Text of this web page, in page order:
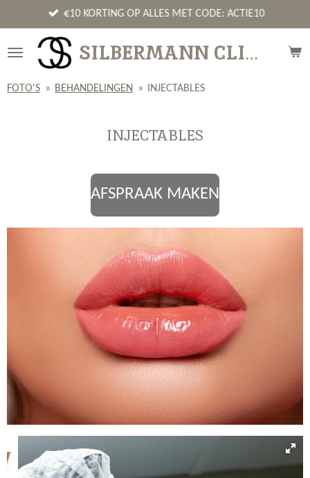
direct
naar
hoofdinhoud
SILBERMANN CLINICS
€10 KORTING OP ALLES MET CODE: ACTIE10
FOTO'S » BEHANDELINGEN » INJECTABLES
INJECTABLES
AFSPRAAK MAKEN